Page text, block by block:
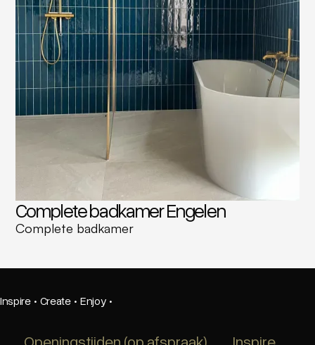
Complete badkamer Engelen
Complete badkamer
Inspire · Create · Enjoy ·